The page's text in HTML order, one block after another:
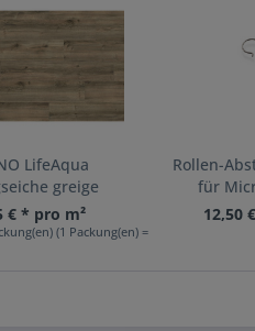
LifeAqua
greige
€ * pro m²
(1 Packung(en) = 2,41 m²)
Rollen-
für
12,50